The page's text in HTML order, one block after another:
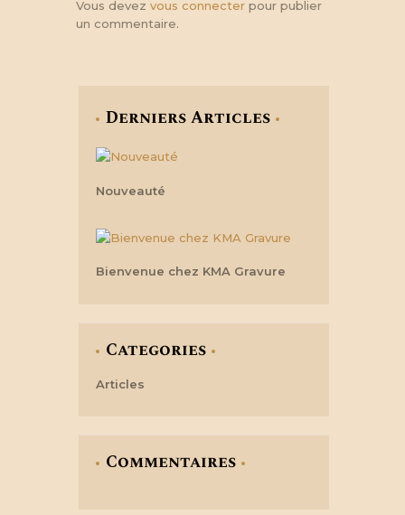
Vous devez vous connecter pour publier
un commentaire.
Derniers Articles
Nouveauté
Bienvenue chez KMA Gravure
Categories
Articles
Commentaires